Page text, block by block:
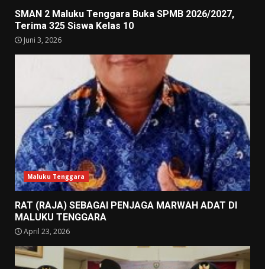
SMAN 2 Maluku Tenggara Buka SPMB 2026/2027,
Terima 325 Siswa Kelas 10
Juni 3, 2026
Maluku Tenggara
RAT (RAJA) SEBAGAI PENJAGA MARWAH ADAT DI
MALUKU TENGGARA
April 23, 2026